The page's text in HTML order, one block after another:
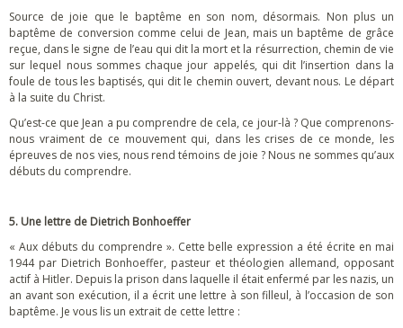
Source de joie que le baptême en son nom, désormais. Non plus un
baptême de conversion comme celui de Jean, mais un baptême de grâce
reçue, dans le signe de l’eau qui dit la mort et la résurrection, chemin de vie
sur lequel nous sommes chaque jour appelés, qui dit l’insertion dans la
foule de tous les baptisés, qui dit le chemin ouvert, devant nous. Le départ
à la suite du Christ.
Qu’est-ce que Jean a pu comprendre de cela, ce jour-là ? Que comprenons-
nous vraiment de ce mouvement qui, dans les crises de ce monde, les
épreuves de nos vies, nous rend témoins de joie ? Nous ne sommes qu’aux
débuts du comprendre.
5. Une lettre de Dietrich Bonhoeffer
« Aux débuts du comprendre ». Cette belle expression a été écrite en mai
1944 par Dietrich Bonhoeffer, pasteur et théologien allemand, opposant
actif à Hitler. Depuis la prison dans laquelle il était enfermé par les nazis, un
an avant son exécution, il a écrit une lettre à son filleul, à l’occasion de son
baptême. Je vous lis un extrait de cette lettre :